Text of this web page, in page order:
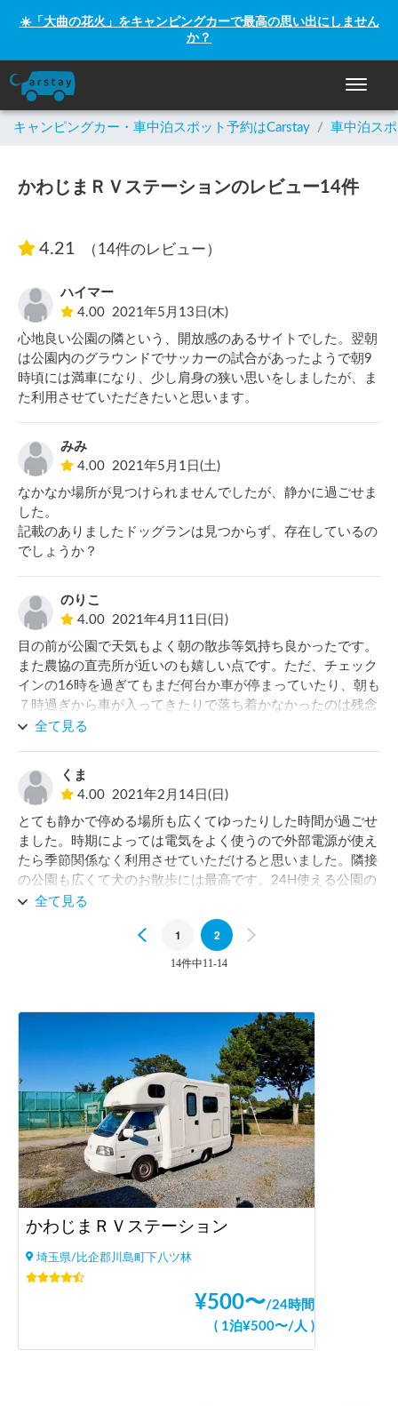
☀️「大曲の花火」をキャンピングカーで最高の思い出にしません
か？
ナビゲ
キャンピングカー・車中泊スポット予約はCarstay / 車中泊ス
かわじまＲＶステーションのレビュー14件
4.21 （14件のレビュー）
ハイマー
4.00 2021年5月13日(木)
心地良い公園の隣という、開放感のあるサイトでした。翌朝
は公園内のグラウンドでサッカーの試合があったようで朝9
時頃には満車になり、少し肩身の狭い思いをしましたが、ま
た利用させていただきたいと思います。
みみ
4.00 2021年5月1日(土)
なかなか場所が見つけられませんでしたが、静かに過ごせま
した。
記載のありましたドッグランは見つからず、存在しているの
でしょうか？
のりこ
4.00 2021年4月11日(日)
目の前が公園で天気もよく朝の散歩等気持ち良かったです。
また農協の直売所が近いのも嬉しい点です。ただ、チェック
インの16時を過ぎてもまだ何台か車が停まっていたり、朝も
７時過ぎから車が入ってきたりで落ち着かなかったのは残念
ポイントです。フリースペースが広い分、どこに止めて良い
全て見る
くま
4.00 2021年2月14日(日)
とても静かで停める場所も広くてゆったりした時間が過ごせ
ました。時期によっては電気をよく使うので外部電源が使え
たら季節関係なく利用させていただけると思いました。隣接
の公園も広くて犬のお散歩には最高です。24H使える公園の
トイレも掃除がいきとどいてる感じでよかったです。
全て見る
Previous
1 2
14件中11-14
かわじまＲＶステーション
埼玉県/比企郡川島町下八ツ林
¥500〜/24時間
( 1泊¥500〜/ 人 )